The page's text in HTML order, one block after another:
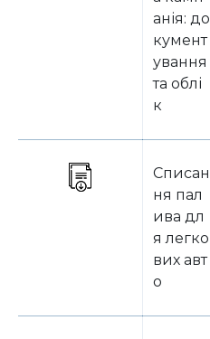
анія: до
кумент
ування
та облі
к
Списан
ня пал
ива дл
я легко
вих авт
о